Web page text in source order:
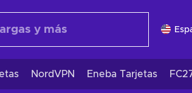
NordVPN Eneba Tarjetas